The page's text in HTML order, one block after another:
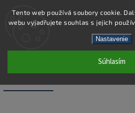
Tento web používá soubory cookie.
webu vyjadřujete souhlas s jejich
Nastavenie
Súhlasím
SDR057 - PRSTEŇ AG